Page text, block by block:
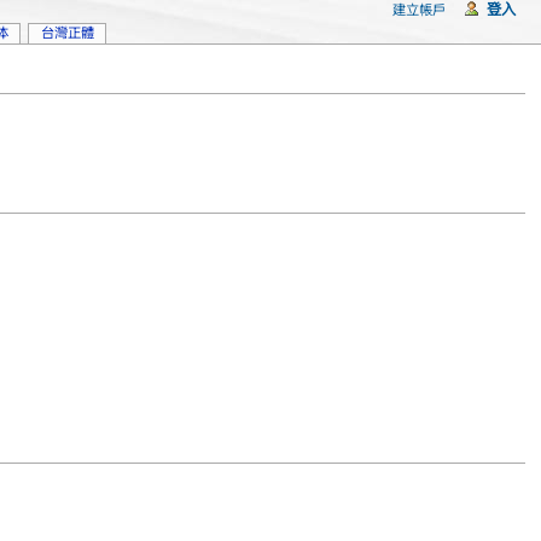
台灣正體
建立帳戶 登入